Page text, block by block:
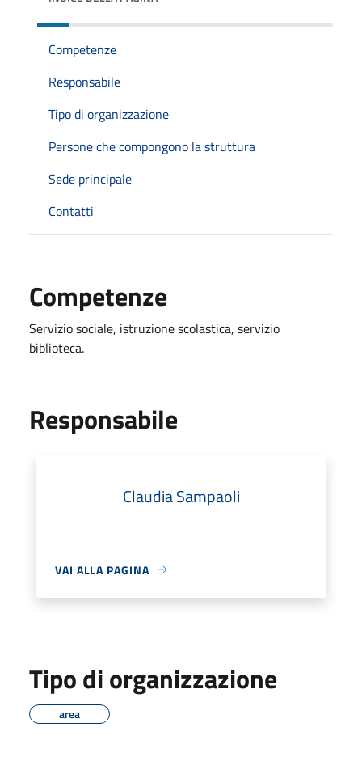
Competenze
Responsabile
Tipo di organizzazione
Persone che compongono la struttura
Sede principale
Contatti
Competenze
Servizio sociale, istruzione scolastica, servizio
biblioteca.
Responsabile
Claudia Sampaoli
VAI ALLA PAGINA
Tipo di organizzazione
area